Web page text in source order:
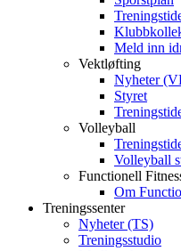
Meld inn
Vektløfting
Nyheter
Styret
Volleyball
Volleyball
Functionell
Om
Treningssenter
Nyheter (TS)
Treningsstudio